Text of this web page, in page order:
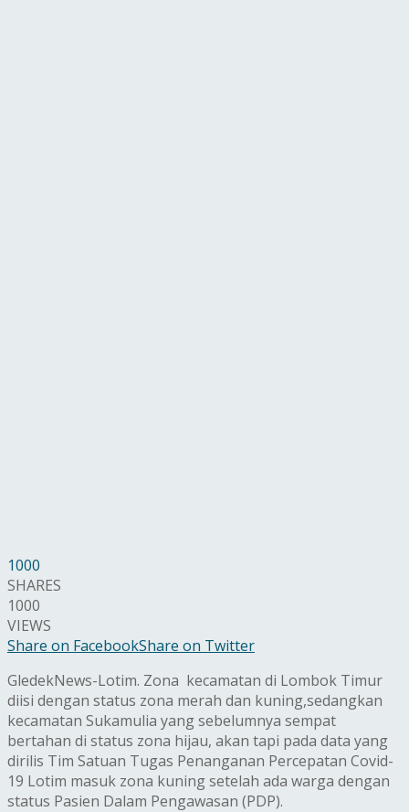
1000
SHARES
1000
VIEWS
Share on FacebookShare on Twitter
GledekNews-Lotim. Zona kecamatan di Lombok Timur
diisi dengan status zona merah dan kuning,sedangkan
kecamatan Sukamulia yang sebelumnya sempat
bertahan di status zona hijau, akan tapi pada data yang
dirilis Tim Satuan Tugas Penanganan Percepatan Covid-
19 Lotim masuk zona kuning setelah ada warga dengan
status Pasien Dalam Pengawasan (PDP).